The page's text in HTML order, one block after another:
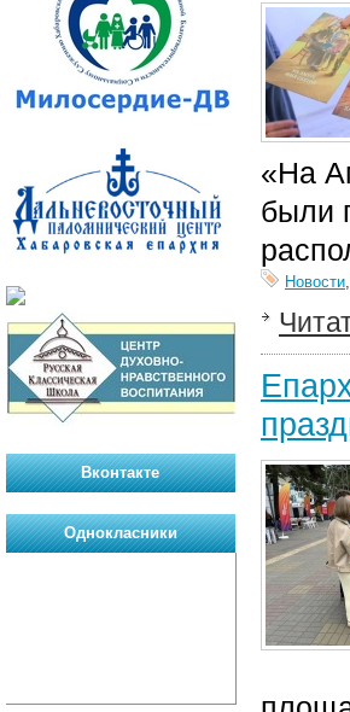
«На
были
Новости,
Вконтакте
Однокласники